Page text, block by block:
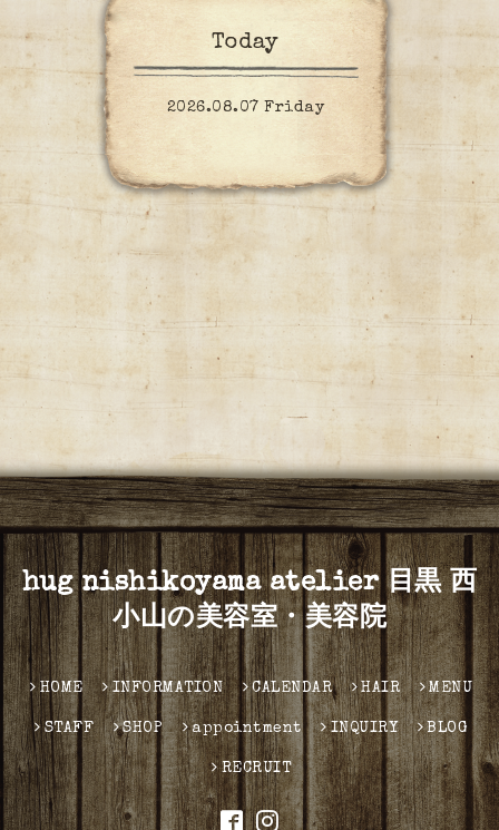
Today
2026.08.07 Friday
hug nishikoyama atelier 目黒 西
小山の美容室・美容院
HOME INFORMATION CALENDAR HAIR MENU
STAFF SHOP appointment INQUIRY BLOG
RECRUIT